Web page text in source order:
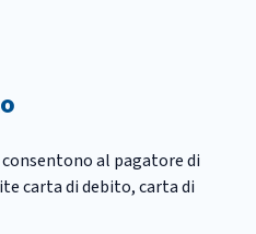
al pagatore di
carta di debito, carta di